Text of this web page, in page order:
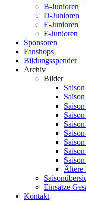
B-Junioren
D-Junioren
E-Junioren
F-Junioren
Sponsoren
Fanshops
Bildungsspender
Archiv
Bilder
Ältere
Einsätze
Kontakt